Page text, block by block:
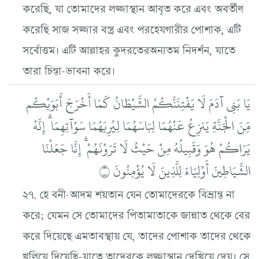
করেছি, যা তোমাদের লজ্জাস্থান আবৃত করে এবং অবর্তীণ
করেছি সাজ সজ্জার বস্ত্র এবং পরহেযগারীর পোশাক, এটি
সর্বোত্তম। এটি আল্লাহর কুদরতেরঅন্যতম নিদর্শন, যাতে
তারা চিন্তা-ভাবনা করে।
يَا بَنِي آدَمَ لَا يَفْتِنَنَّكُمُ الشَّيْطَانُ كَمَا أَخْرَجَ أَبَوَيْكُم
مِّنَ الْجَنَّةِ يَنزِعُ عَنْهُمَا لِبَاسَهُمَا لِيُرِيَهُمَا سَوْآتِهِمَا ۗ إِنَّهُ
يَرَاكُمْ هُوَ وَقَبِيلُهُ مِنْ حَيْثُ لَا تَرَوْنَهُمْ ۗ إِنَّا جَعَلْنَا
الشَّيَاطِينَ أَوْلِيَاءَ لِلَّذِينَ لَا يُؤْمِنُونَ ۝
২৭. হে বনী-আদম শয়তান যেন তোমাদেরকে বিভ্রান্ত না
করে; যেমন সে তোমাদের পিতামাতাকে জান্নাত থেকে বের
করে দিয়েছে এমতাবস্থায় যে, তাদের পোশাক তাদের থেকে
খুলিয়ে দিয়েছি-যাতে তাদেরকে লজ্জাস্থান দেখিয়ে দেয়। সে